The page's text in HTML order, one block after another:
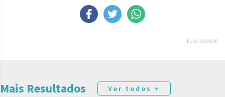
PUBLICIDADE
Mais Resultados Ver todos +